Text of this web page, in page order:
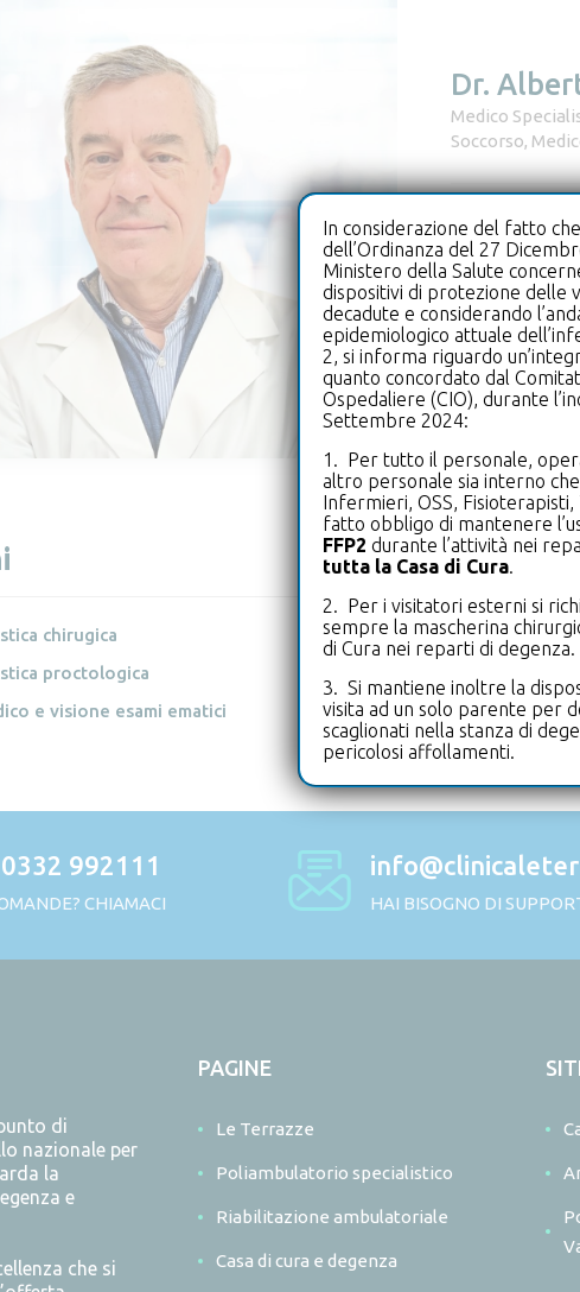
Dr.
Medico
Soccorso,
Servizi:
Chirurgia
chirugica
proctologica
e visione esami ematici
992111
CHIAMACI HAI BISOGNO DI
di
nazionale per
la
e
che si
PAGINE
Le Terrazze
Poliambulatorio specialistico
Riabilitazione ambulatoriale
Casa di cura e degenza
In considerazione del fatto
dell’Ordinanza del 27
Ministero della Salute
dispositivi di protezione delle
decadute e considerando
epidemiologico attuale
2, si informa riguardo
quanto concordato dal
Ospedaliere (CIO), durante
Settembre 2024:
1. Per tutto il personale,
altro personale sia interno
Infermieri, OSS, Fisioterapisti,
fatto obbligo di mantenere
FFP2 durante l’attività nei
tutta la Casa di Cura.
2. Per i visitatori esterni si
sempre la mascherina
di Cura nei reparti di degenza.
3. Si mantiene inoltre la
visita ad un solo parente per
scaglionati nella stanza di
pericolosi affollamenti.